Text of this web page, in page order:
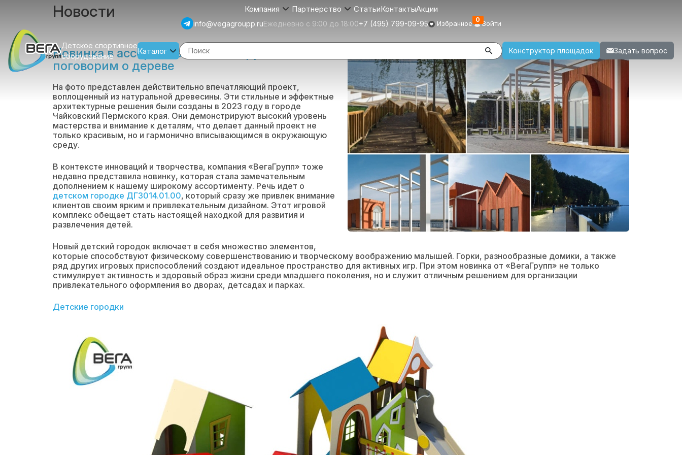
Компания Партнерство СтатьиКонтактыАкции
info@vegagroupp.ruЕжедневно с 9:00 до 18:00+7 (495) 799-09-95 Избранное 0 Войти
Детское спортивное
оборудование
Каталог Конструктор площадок Задать вопрос
Новости
Новинка в ассортименте «ВегаГрупп»:
поговорим о дереве
На фото представлен действительно впечатляющий проект,
воплощенный из натуральной древесины. Эти стильные и эффектные
архитектурные решения были созданы в 2023 году в городе
Чайковский Пермского края. Они демонстрируют высокий уровень
мастерства и внимание к деталям, что делает данный проект не
только красивым, но и гармонично вписывающимся в окружающую
среду.
В контексте инноваций и творчества, компания «ВегаГрупп» тоже
недавно представила новинку, которая стала замечательным
дополнением к нашему широкому ассортименту. Речь идет о
детском городке ДГ3014.01.00, который сразу же привлек внимание
клиентов своим ярким и привлекательным дизайном. Этот игровой
комплекс обещает стать настоящей находкой для развития и
развлечения детей.
Новый детский городок включает в себя множество элементов,
которые способствуют физическому совершенствованию и творческому воображению малышей. Горки, разнообразные домики, а также
ряд других игровых приспособлений создают идеальное пространство для активных игр. При этом новинка от «ВегаГрупп» не только
стимулирует активность и здоровый образ жизни среди младшего поколения, но и служит отличным решением для организации
привлекательного оформления во дворах, детсадах и парках.
Детские городки